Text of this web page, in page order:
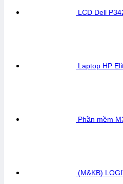
LCD Dell
Laptop HP
Phần mềm
(M&KB)